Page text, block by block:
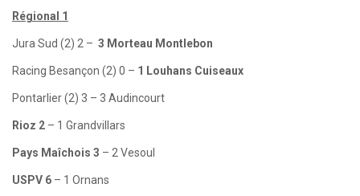
Régional 1
Jura Sud (2) 2 – 3 Morteau Montlebon
Racing Besançon (2) 0 – 1 Louhans Cuiseaux
Pontarlier (2) 3 – 3 Audincourt
Rioz 2 – 1 Grandvillars
Pays Maîchois 3 – 2 Vesoul
USPV 6 – 1 Ornans